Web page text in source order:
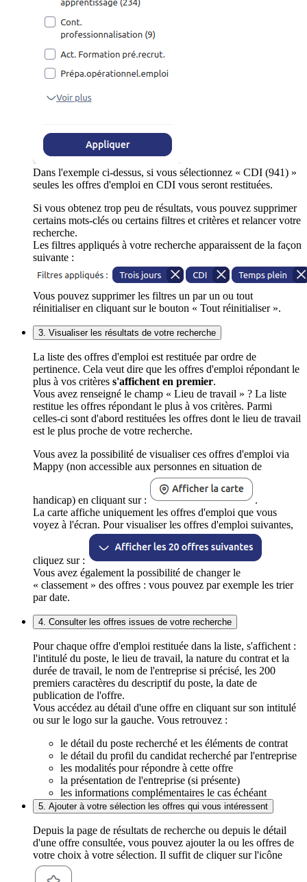
Dans l'exemple ci-dessus, si vous sélectionnez « CDI (941) »
seules les offres d'emploi en CDI vous seront restituées.
Si vous obtenez trop peu de résultats, vous pouvez supprimer
certains mots-clés ou certains filtres et critères et relancer votre
recherche.
Les filtres appliqués à votre recherche apparaissent de la façon
suivante :
Vous pouvez supprimer les filtres un par un ou tout
réinitialiser en cliquant sur le bouton « Tout réinitialiser ».
3. Visualiser les résultats de votre recherche
La liste des offres d'emploi est restituée par ordre de
pertinence. Cela veut dire que les offres d'emploi répondant le
plus à vos critères s'affichent en premier.
Vous avez renseigné le champ « Lieu de travail » ? La liste
restitue les offres répondant le plus à vos critères. Parmi
celles-ci sont d'abord restituées les offres dont le lieu de travail
est le plus proche de votre recherche.
Vous avez la possibilité de visualiser ces offres d'emploi via
Mappy (non accessible aux personnes en situation de
handicap) en cliquant sur :
.
La carte affiche uniquement les offres d'emploi que vous
voyez à l'écran. Pour visualiser les offres d'emploi suivantes,
cliquez sur :
Vous avez également la possibilité de changer le
« classement » des offres : vous pouvez par exemple les trier
par date.
4. Consulter les offres issues de votre recherche
Pour chaque offre d'emploi restituée dans la liste, s'affichent :
l'intitulé du poste, le lieu de travail, la nature du contrat et la
durée de travail, le nom de l'entreprise si précisé, les 200
premiers caractères du descriptif du poste, la date de
publication de l'offre.
Vous accédez au détail d'une offre en cliquant sur son intitulé
ou sur le logo sur la gauche. Vous retrouvez :
le détail du poste recherché et les éléments de contrat
le détail du profil du candidat recherché par l'entreprise
les modalités pour répondre à cette offre
la présentation de l'entreprise (si présente)
les informations complémentaires le cas échéant
5. Ajouter à votre sélection les offres qui vous intéressent
Depuis la page de résultats de recherche ou depuis le détail
d'une offre consultée, vous pouvez ajouter la ou les offres de
votre choix à votre sélection. Il suffit de cliquer sur l'icône